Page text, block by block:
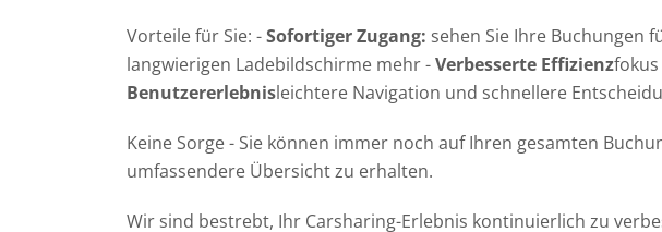
Vorteile für Sie: -Sofortiger Zugang: sehen Sie Ihre Buchungen
langwierigen Ladebildschirme mehr -Verbesserte Effizienz
Benutzererlebnisleichtere Navigation und schnellere
Keine Sorge - Sie können immer noch auf Ihren gesamten
umfassendere Übersicht zu erhalten.
Wir sind bestrebt, Ihr Carsharing-Erlebnis kontinuierlich zu